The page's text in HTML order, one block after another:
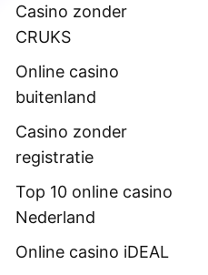
Casino zonder
CRUKS
Online casino
buitenland
Casino zonder
registratie
Top 10 online casino
Nederland
Online casino iDEAL